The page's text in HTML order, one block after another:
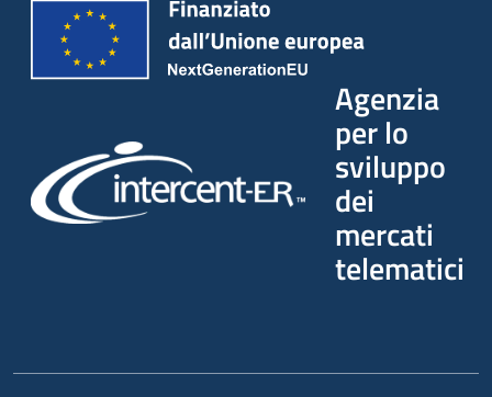
Agenzia
per lo
sviluppo
dei
mercati
telematici